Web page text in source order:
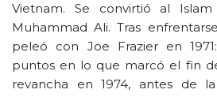
Vietnam. Se convirtió al
Muhammad Ali. Tras
peleó con Joe Frazier en
puntos en lo que marcó el fin
revancha en 1974, antes de